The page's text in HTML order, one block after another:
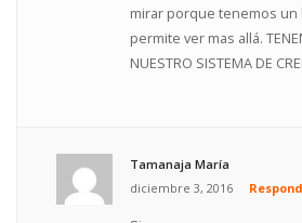
mirar porque tenemos
permite ver mas allá.
NUESTRO SISTEMA DE
Tamanaja María
diciembre 3, 2016